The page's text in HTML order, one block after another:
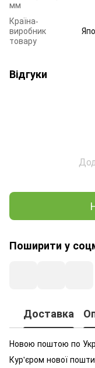
мм
Країна-
виробник
товару
Відгуки
Поширити у
Доставка
Новою поштою по
Кур'єром нової